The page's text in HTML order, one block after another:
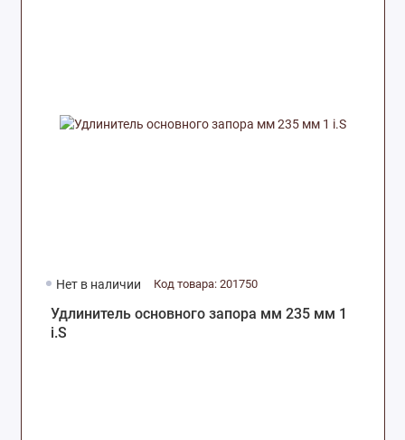
Нет в наличии Код товара: 201750
Удлинитель основного запора мм 235 мм 1
i.S